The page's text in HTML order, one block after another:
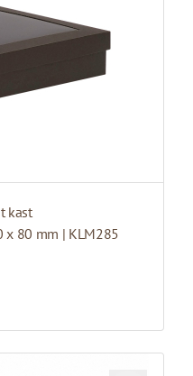
kast
x 80 mm | KLM285